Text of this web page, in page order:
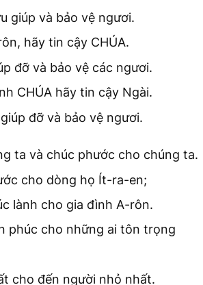
giúp và bảo vệ ngươi.
hãy tin cậy CHÚA.
đỡ và bảo vệ các ngươi.
CHÚA hãy tin cậy Ngài.
đỡ và bảo vệ ngươi.
ta và chúc phước cho chúng ta.
cho dòng họ Ít-ra-en;
lành cho gia đình A-rôn.
phúc cho những ai tôn trọng
cho đến người nhỏ nhất.